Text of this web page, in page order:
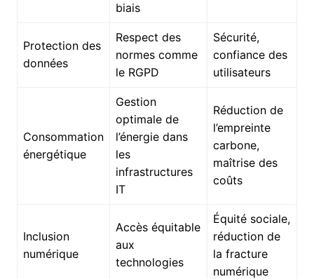
biais
Protection des
données
Respect des
normes comme
le RGPD
Sécurité,
confiance des
utilisateurs
Consommation
énergétique
Gestion
optimale de
l’énergie dans
les
infrastructures
IT
Réduction de
l’empreinte
carbone,
maîtrise des
coûts
Inclusion
numérique
Accès équitable
aux
technologies
Équité sociale,
réduction de
la fracture
numérique